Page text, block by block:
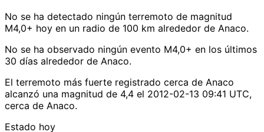
No se ha detectado ningún terremoto de magnitud
M4,0+ hoy en un radio de 100 km alrededor de Anaco.
No se ha observado ningún evento M4,0+ en los últimos
30 días alrededor de Anaco.
El terremoto más fuerte registrado cerca de Anaco
alcanzó una magnitud de 4,4 el 2012-02-13 09:41 UTC,
cerca de Anaco.
Estado hoy